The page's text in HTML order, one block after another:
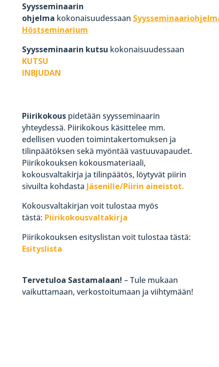
Syysseminaarin
ohjelma kokonaisuudessaan
Höstseminarium
Syysseminaarin kutsu kokonaisuudessaan
KUTSU
INBJUDAN
Piirikokouspidetään syysseminaarin
yhteydessä. Piirikokous käsittelee mm.
edellisen vuoden toimintakertomuksen ja
tilinpäätöksen sekä myöntää vastuuvapaudet.
Piirikokouksen kokousmateriaali,
kokousvaltakirja ja tilinpäätös, löytyvät piirin
sivuilta kohdasta Jäsenille/Piirin aineistot.
Kokousvaltakirjan voit tulostaa myös
tästä: Piirikokousvaltakirja
Piirikokouksen esityslistan voit tulostaa tästä:
Esityslista
Tervetuloa Sastamalaan! – Tule mukaan
vaikuttamaan, verkostoitumaan ja viihtymään!